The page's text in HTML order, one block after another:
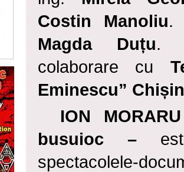
Costin Manoliu.
Magda Duțu.
colaborare cu
Eminescu” Chiș
ION
busuioc –
spectacolele-